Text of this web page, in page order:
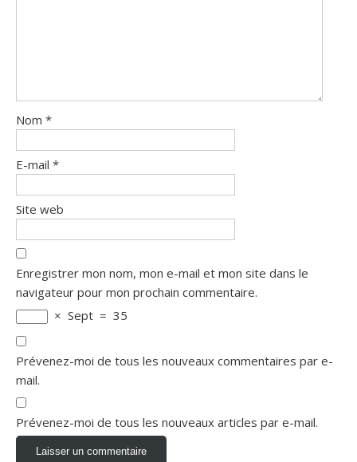
Nom *
E-mail *
Site web
Enregistrer mon nom, mon e-mail et mon site dans le
navigateur pour mon prochain commentaire.
× Sept = 35
Prévenez-moi de tous les nouveaux commentaires par e-
mail.
Prévenez-moi de tous les nouveaux articles par e-mail.